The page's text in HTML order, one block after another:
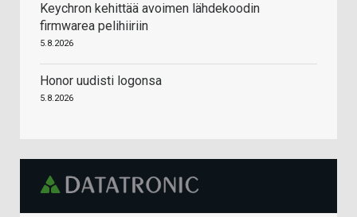
Keychron kehittää avoimen lähdekoodin
firmwarea pelihiiriin
5.8.2026
Honor uudisti logonsa
5.8.2026